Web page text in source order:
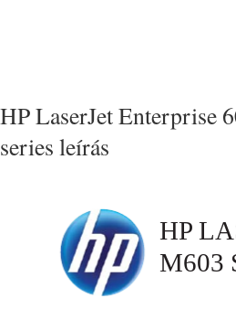
HP LaserJet Enterprise
series leírás
HP
M603